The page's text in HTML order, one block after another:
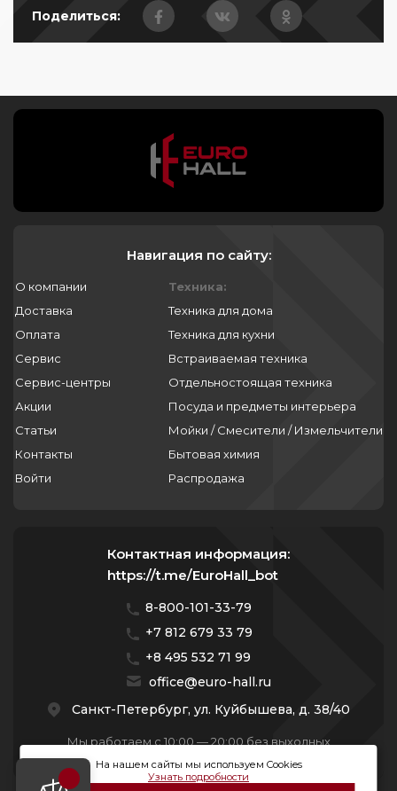
Поделиться:
Навигация по сайту:
О компании
Доставка
Оплата
Сервис
Сервис-центры
Акции
Статьи
Контакты
Войти
Техника:
Техника для дома
Техника для кухни
Встраиваемая техника
Отдельностоящая техника
Посуда и предметы интерьера
Мойки / Смесители / Измельчители
Бытовая химия
Распродажа
Контактная информация:
https://t.me/EuroHall_bot
8-800-101-33-79
+7 812 679 33 79
+8 495 532 71 99
office@euro-hall.ru
Санкт-Петербург, ул. Куйбышева, д. 38/40
Мы работаем с 10:00 — 20:00 без выходных
На нашем сайты мы используем Cookies
Узнать подробности